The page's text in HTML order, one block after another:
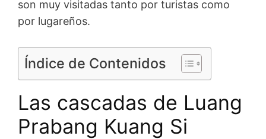
son muy visitadas tanto por turistas como
por lugareños.
Índice de Contenidos
Las cascadas de Luang
Prabang Kuang Si